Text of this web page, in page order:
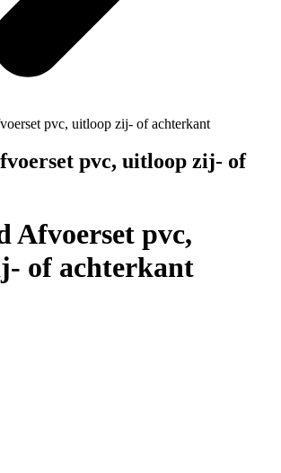
pvc, uitloop zij- of achterkant
pvc, uitloop zij- of
Afvoerset pvc,
of achterkant